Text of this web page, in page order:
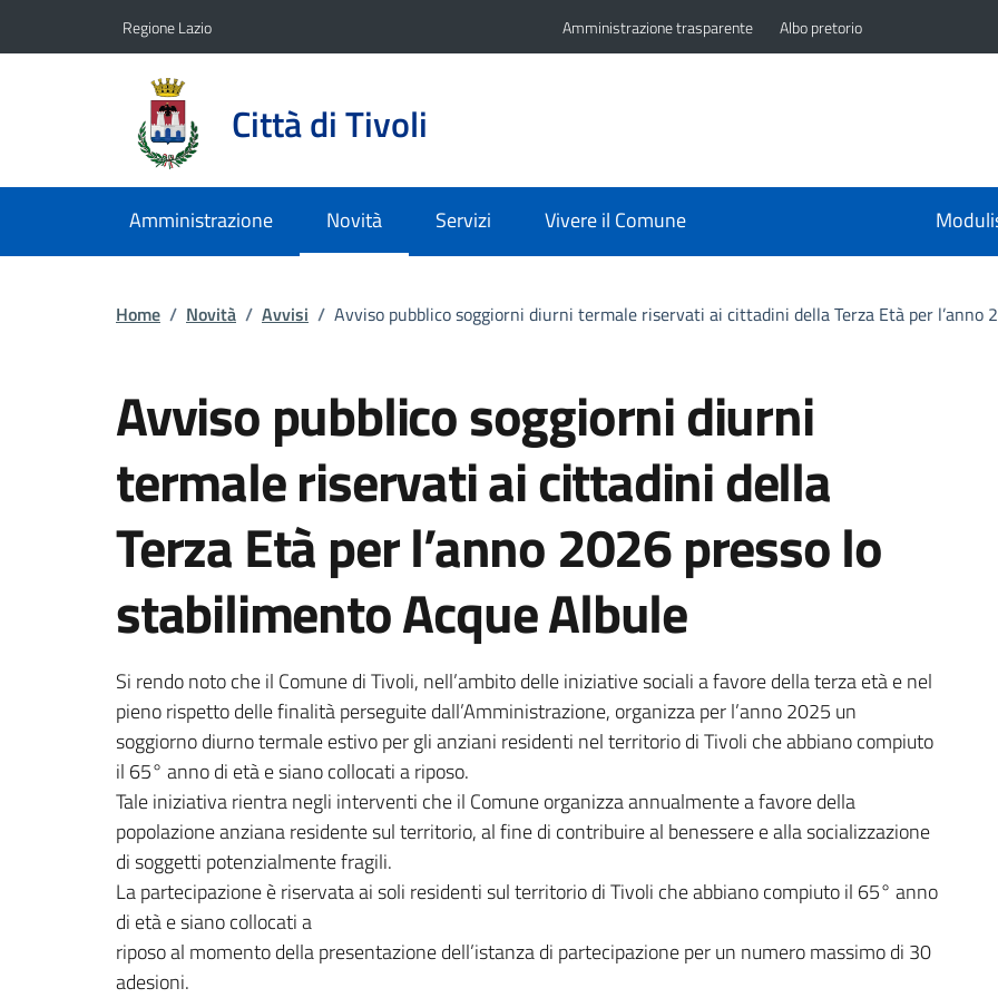
Regione Lazio Amministrazione trasparente Albo pretorio
Città di Tivoli
Amministrazione Novità Servizi Vivere il Comune
Home / Novità / Avvisi / Avviso pubblico soggiorni diurni termale riservati ai cittadini della Terza Età per l’anno
Avviso pubblico soggiorni diurni
termale riservati ai cittadini della
Terza Età per l’anno 2026 presso lo
stabilimento Acque Albule
Dettagli della notizia
Si rendo noto che il Comune di Tivoli, nell’ambito delle iniziative sociali a favore della terza età e nel
pieno rispetto delle finalità perseguite dall’Amministrazione, organizza per l’anno 2025 un
soggiorno diurno termale estivo per gli anziani residenti nel territorio di Tivoli che abbiano compiuto
il 65° anno di età e siano collocati a riposo.
Tale iniziativa rientra negli interventi che il Comune organizza annualmente a favore della
popolazione anziana residente sul territorio, al fine di contribuire al benessere e alla socializzazione
di soggetti potenzialmente fragili.
La partecipazione è riservata ai soli residenti sul territorio di Tivoli che abbiano compiuto il 65° anno
di età e siano collocati a
riposo al momento della presentazione dell’istanza di partecipazione per un numero massimo di 30
adesioni.